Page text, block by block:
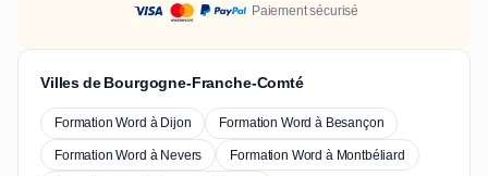
Paiement sécurisé
Villes de Bourgogne-Franche-Comté
Formation Word à Dijon
Formation Word à Besançon
Formation Word à Nevers
Formation Word à Montbéliard